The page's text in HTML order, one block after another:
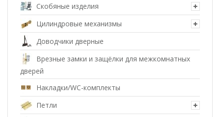
Скобяные изделия
Цилиндровые механизмы
Доводчики дверные
Врезные замки и защёлки для межкомнатных
дверей
Накладки/WC-комплекты
Петли